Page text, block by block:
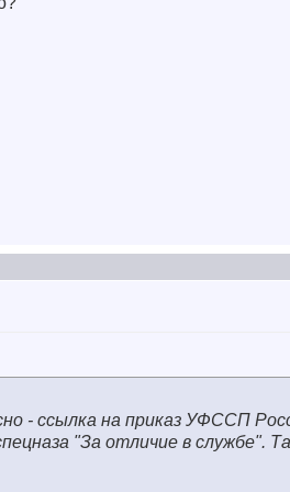
- ссылка на приказ УФССП
"За отличие в службе".